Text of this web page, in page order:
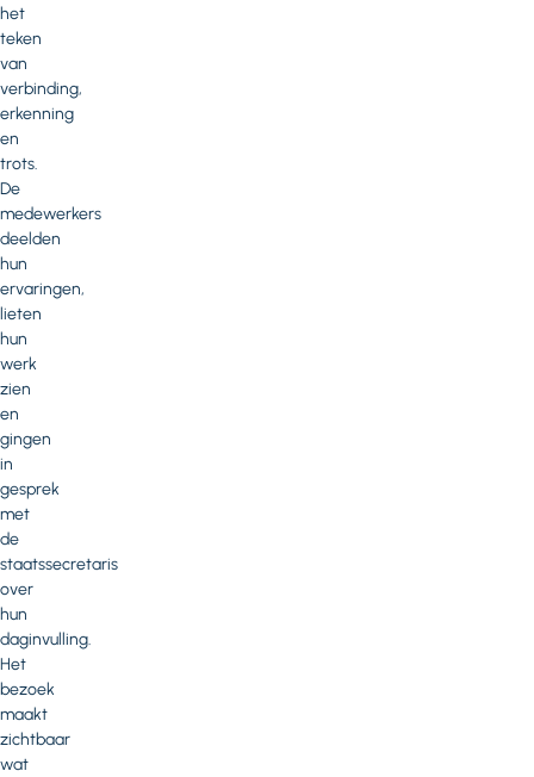
het
teken
van
verbinding,
erkenning
en
trots.
De
medewerkers
deelden
hun
ervaringen,
lieten
hun
werk
zien
en
gingen
in
gesprek
met
de
staatssecretaris
over
hun
daginvulling.
Het
bezoek
maakt
zichtbaar
wat